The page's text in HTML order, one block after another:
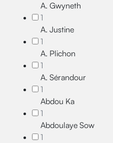
A. Gwyneth
1
A. Justine
1
A. Plichon
1
A. Sérandour
1
Abdou Ka
1
Abdoulaye Sow
1